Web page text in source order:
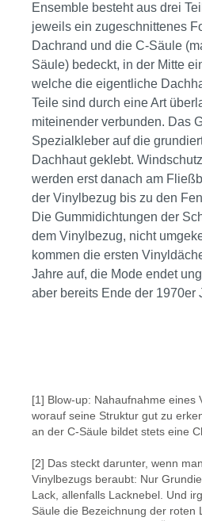
Ensemble besteht aus drei
jeweils ein zugeschnittenes
Dachrand und die C-Säule
Säule) bedeckt, in der Mitte
welche die eigentliche
Teile sind durch eine Art
miteinender verbunden. Das
Spezialkleber auf die
Dachhaut geklebt.
werden erst danach am
der Vinylbezug bis zu den
Die Gummidichtungen der
dem Vinylbezug, nicht
kommen die ersten
Jahre auf, die Mode endet
aber bereits Ende der 1970er
[1] Blow-up: Nahaufnahme eines
worauf seine Struktur gut zu
an der C-Säule bildet stets eine
[2] Das steckt darunter, wenn
Vinylbezugs beraubt: Nur
Lack, allenfalls Lacknebel. Und
Säule die Bezeichnung der roten